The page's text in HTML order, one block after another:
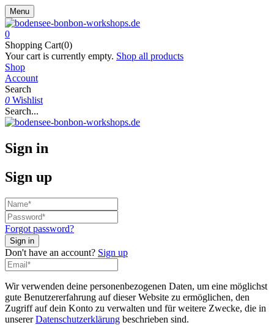
Menu
0
Shopping Cart(0)
Your cart is currently empty. Shop all products
Shop
Account
Search
0 Wishlist
Search...
Sign in
Sign up
Forgot password?
Don't have an account? Sign up
Wir verwenden deine personenbezogenen Daten, um eine möglichst
gute Benutzererfahrung auf dieser Website zu ermöglichen, den
Zugriff auf dein Konto zu verwalten und für weitere Zwecke, die in
unsererDatenschutzerklärung beschrieben sind.